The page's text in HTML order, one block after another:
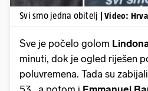
Svi smo jedna obitelj | Video:
Sve je počelo golom
minuti, dok je ogled riješen
poluvremena. Tada su zabijali